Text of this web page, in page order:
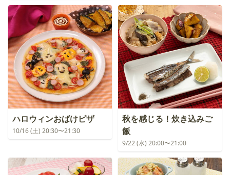
ハロウィンおばけピザ
10/16 (土) 20:30〜21:30
秋を感じる！炊き込みご
飯
9/22 (水) 20:00〜21:00